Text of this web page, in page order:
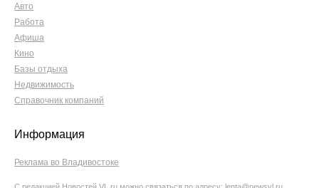
Авто
Работа
Афиша
Кино
Базы отдыха
Недвижимость
Справочник компаний
Информация
Реклама во Владивостоке